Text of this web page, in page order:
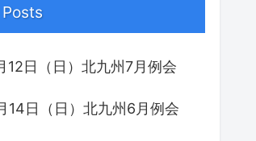
12日（日）北九州7月例会
14日（日）北九州6月例会